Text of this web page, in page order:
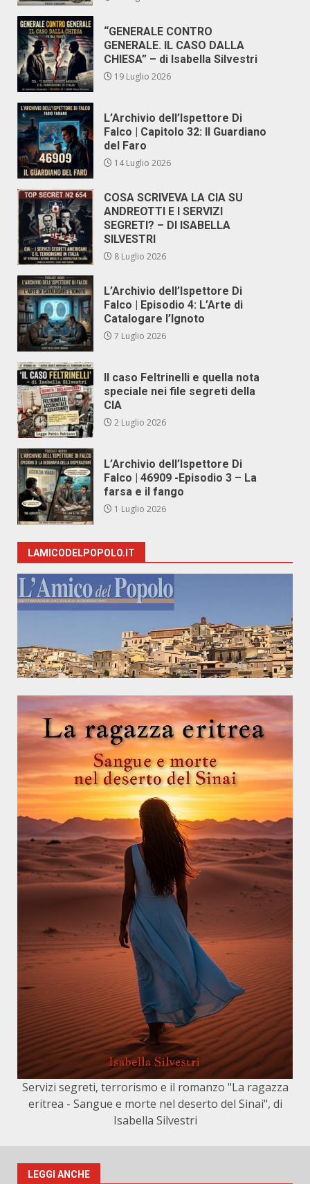
“GENERALE CONTRO
GENERALE. IL CASO DALLA
CHIESA” – di Isabella Silvestri
19 Luglio 2026
L’Archivio dell’Ispettore Di
Falco | Capitolo 32: Il Guardiano
del Faro
14 Luglio 2026
COSA SCRIVEVA LA CIA SU
ANDREOTTI E I SERVIZI
SEGRETI? – DI ISABELLA
SILVESTRI
8 Luglio 2026
L’Archivio dell’Ispettore Di
Falco | Episodio 4: L’Arte di
Catalogare l’Ignoto
7 Luglio 2026
Il caso Feltrinelli e quella nota
speciale nei file segreti della
CIA
2 Luglio 2026
L’Archivio dell’Ispettore Di
Falco | 46909 -Episodio 3 – La
farsa e il fango
1 Luglio 2026
LAMICODELPOPOLO.IT
Servizi segreti, terrorismo e il romanzo "La ragazza
eritrea - Sangue e morte nel deserto del Sinai", di
Isabella Silvestri
LEGGI ANCHE